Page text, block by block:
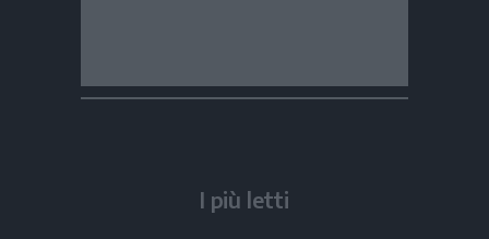
I più letti